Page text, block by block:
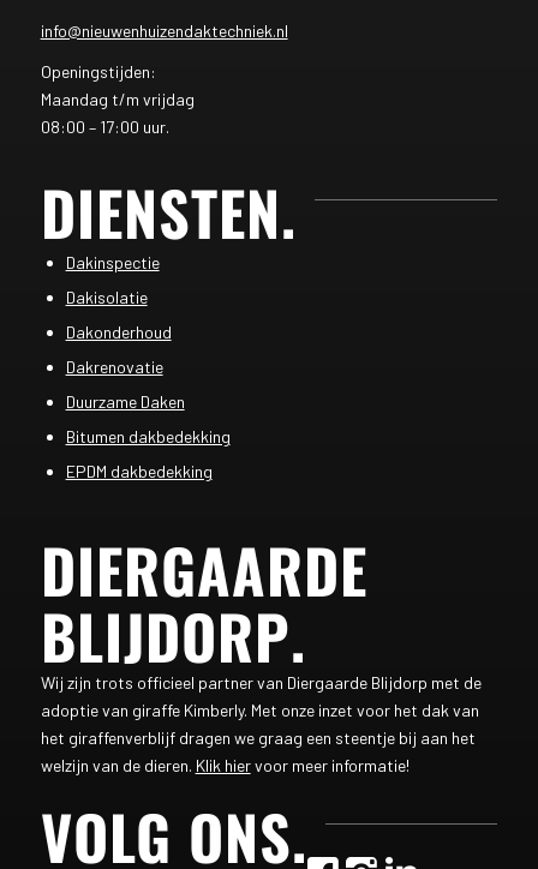
info@nieuwenhuizendaktechniek.nl
Openingstijden:
Maandag t/m vrijdag
08:00 – 17:00 uur.
DIENSTEN.
Dakinspectie
Dakisolatie
Dakonderhoud
Dakrenovatie
Duurzame Daken
Bitumen dakbedekking
EPDM dakbedekking
DIERGAARDE
BLIJDORP.
Wij zijn trots officieel partner van Diergaarde Blijdorp met de
adoptie van giraffe Kimberly. Met onze inzet voor het dak van
het giraffenverblijf dragen we graag een steentje bij aan het
welzijn van de dieren. Klik hiervoor meer informatie!
VOLG ONS.